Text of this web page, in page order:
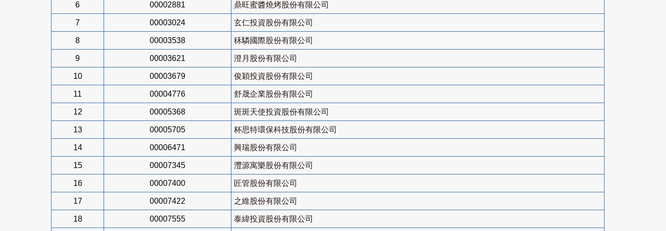
6 00002881 鼎旺蜜醬燒烤股份有限公司
7 00003024 玄仁投資股份有限公司
8 00003538 秝驎國際股份有限公司
9 00003621 澄月股份有限公司
10 00003679 俊穎投資股份有限公司
11 00004776 舒晟企業股份有限公司
12 00005368 斑斑天使投資股份有限公司
13 00005705 杯思特環保科技股份有限公司
14 00006471 興瑞股份有限公司
15 00007345 灃源寓樂股份有限公司
16 00007400 匠管股份有限公司
17 00007422 之維股份有限公司
18 00007555 泰緯投資股份有限公司